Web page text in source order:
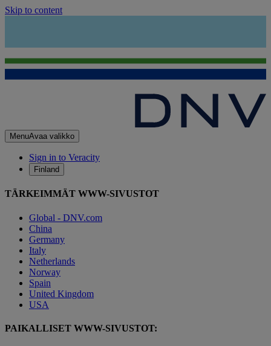
Skip to content
MenuAvaa valikko
Sign in to Veracity
Finland
TÄRKEIMMÄT WWW-SIVUSTOT
Global - DNV.com
China
Germany
Italy
Netherlands
Norway
Spain
United Kingdom
USA
PAIKALLISET WWW-SIVUSTOT: